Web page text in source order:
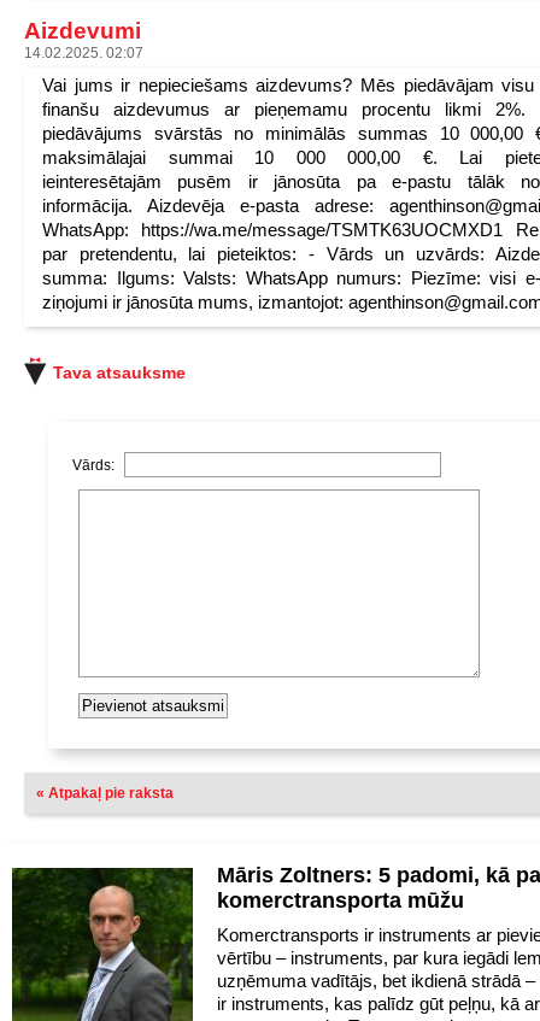
Aizdevumi
14.02.2025. 02:07
Vai jums ir nepieciešams aizdevums? Mēs piedāvājam visu
finanšu aizdevumus ar pieņemamu procentu likmi 2%.
piedāvājums svārstās no minimālās summas 10 000,00
maksimālajai summai 10 000 000,00 €. Lai
ieinteresētajām pusēm ir jānosūta pa e-pastu tālāk
informācija. Aizdevēja e-pasta adrese:
WhatsApp: https://wa.me/message/TSMTK63UOCMXD1
par pretendentu, lai pieteiktos: - Vārds un uzvārds:
summa: Ilgums: Valsts: WhatsApp numurs: Piezīme: visi
ziņojumi ir jānosūta mums, izmantojot:
Tava atsauksme
Vārds:
« Atpakaļ pie raksta
Māris Zoltners: 5 padomi, kā
komerctransporta mūžu
Komerctransports ir instruments ar
vērtību – instruments, par kura iegādi
uzņēmuma vadītājs, bet ikdienā strādā
ir instruments, kas palīdz gūt peļņu, kā